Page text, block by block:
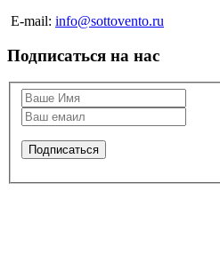
E-mail: info@sottovento.ru
Подписаться на нас